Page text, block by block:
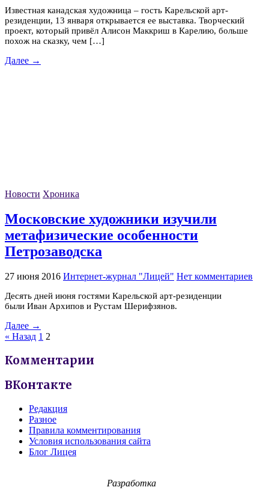
Известная канадская художница – гость Карельской арт-
резиденции, 13 января открывается ее выставка. Творческий
проект, который привёл Алисон Маккриш в Карелию, больше
похож на сказку, чем […]
Далее →
Новости Хроника
Московские художники изучили
метафизические особенности
Петрозаводска
27 июня 2016 Интернет-журнал "Лицей" Нет комментариев
Десять дней июня гостями Карельской арт-резиденции
были Иван Архипов и Рустам Шерифзянов.
Далее →
« Назад 1 2
Комментарии
ВКонтакте
Редакция
Разное
Правила комментирования
Условия использования сайта
Блог Лицея
Разработка